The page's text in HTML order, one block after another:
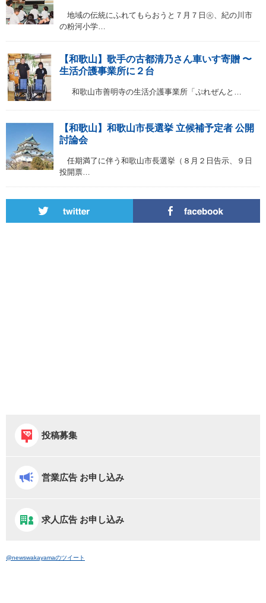
地域の伝統にふれてもらおうと７月７日㊋、紀の川市
の粉河小学…
【和歌山】歌手の古都清乃さん車いす寄贈 〜
生活介護事業所に２台
和歌山市善明寺の生活介護事業所「ぷれぜんと…
【和歌山】和歌山市長選挙 立候補予定者 公開
討論会
任期満了に伴う和歌山市長選挙（８月２日告示、９日
投開票…
投稿募集
営業広告 お申し込み
求人広告 お申し込み
@newswakayamaのツイート